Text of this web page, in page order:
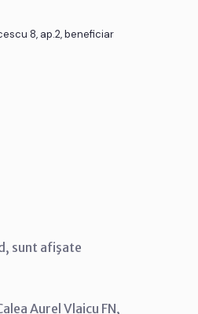
8, ap.2, beneficiar
sunt afişate
Aurel Vlaicu FN,